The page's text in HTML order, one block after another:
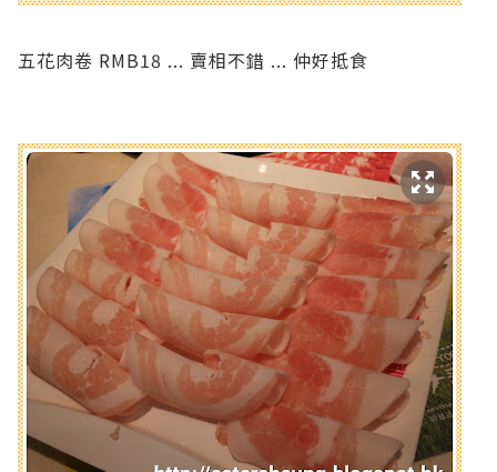
五花肉卷 RMB18 ... 賣相不錯 ... 仲好抵食